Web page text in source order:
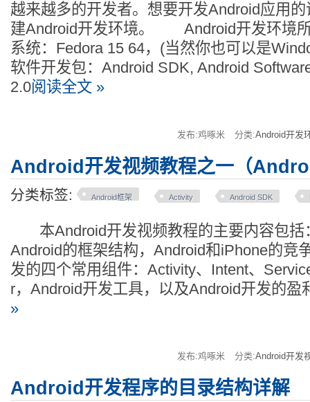
越来越多的开发者。想要开发Android应用
建Android开发环境。 Android开发环
系统：Fedora 15 64，(当然你也可以是
软件开发包：Android SDK, Android
2.0阅读全文 »
发布:鸡啄米 分类:Android开发
Android开发视频教程之一（
分类标签: Android框架 Activity Android SDK
本Android开发视频教程的主要内容包括
Android的框架结构，Android和iPhone的竞
发的四个常用组件：Activity、Intent、
r，Android开发工具，以及Android开发的盈
»
发布:鸡啄米 分类:Android开发
Android开发程序的目录结构详解